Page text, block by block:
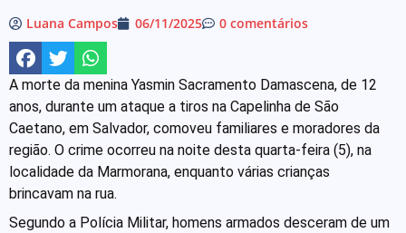
Luana Campos 06/11/2025 0 comentários
A morte da menina Yasmin Sacramento Damascena, de 12
anos, durante um ataque a tiros na Capelinha de São
Caetano, em Salvador, comoveu familiares e moradores da
região. O crime ocorreu na noite desta quarta-feira (5), na
localidade da Marmorana, enquanto várias crianças
brincavam na rua.
Segundo a Polícia Militar, homens armados desceram de um